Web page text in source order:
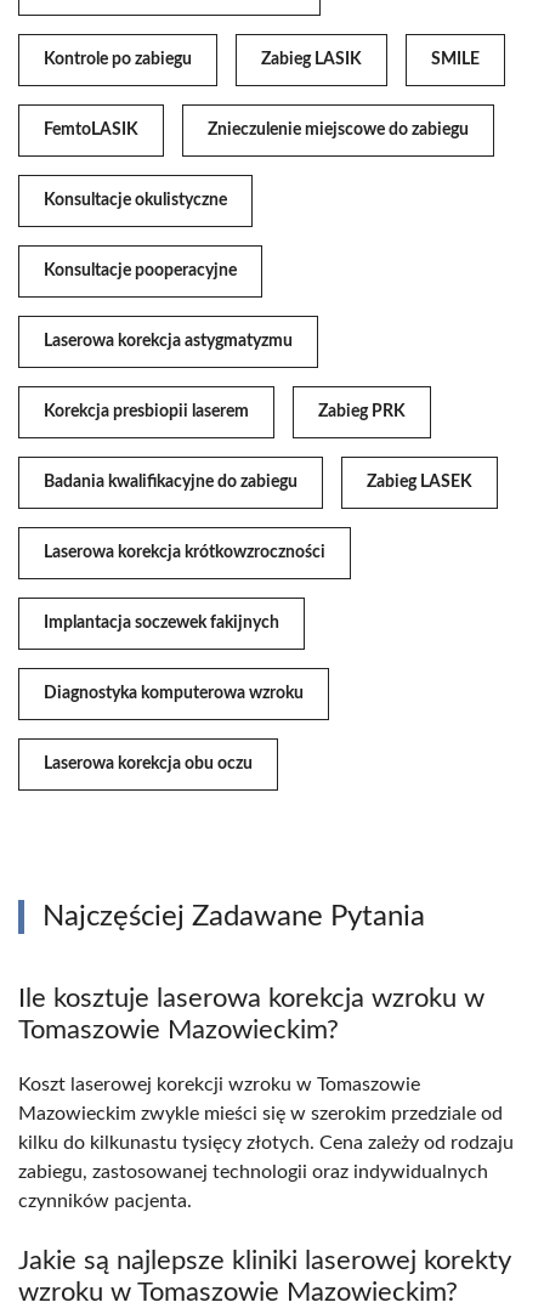
Kontrole po zabiegu Zabieg LASIK SMILE
FemtoLASIK Znieczulenie miejscowe do zabiegu
Konsultacje okulistyczne
Konsultacje pooperacyjne
Laserowa korekcja astygmatyzmu
Korekcja presbiopii laserem Zabieg PRK
Badania kwalifikacyjne do zabiegu Zabieg LASEK
Laserowa korekcja krótkowzroczności
Implantacja soczewek fakijnych
Diagnostyka komputerowa wzroku
Laserowa korekcja obu oczu
Najczęściej Zadawane Pytania
Ile kosztuje laserowa korekcja wzroku w
Tomaszowie Mazowieckim?
Koszt laserowej korekcji wzroku w Tomaszowie
Mazowieckim zwykle mieści się w szerokim przedziale od
kilku do kilkunastu tysięcy złotych. Cena zależy od rodzaju
zabiegu, zastosowanej technologii oraz indywidualnych
czynników pacjenta.
Jakie są najlepsze kliniki laserowej korekty
wzroku w Tomaszowie Mazowieckim?